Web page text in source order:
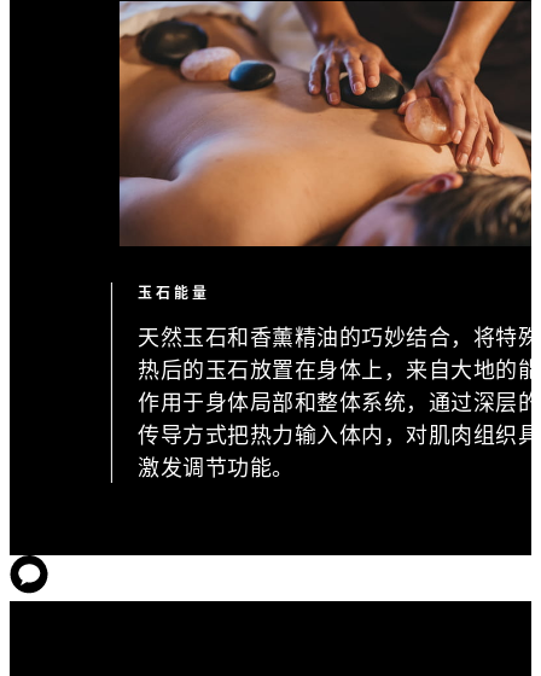
玉石能量
天然玉石和香薰精油的巧妙结合，将特
热后的玉石放置在身体上，来自大地的
作用于身体局部和整体系统，通过深层
传导方式把热力输入体内，对肌肉组织
激发调节功能。